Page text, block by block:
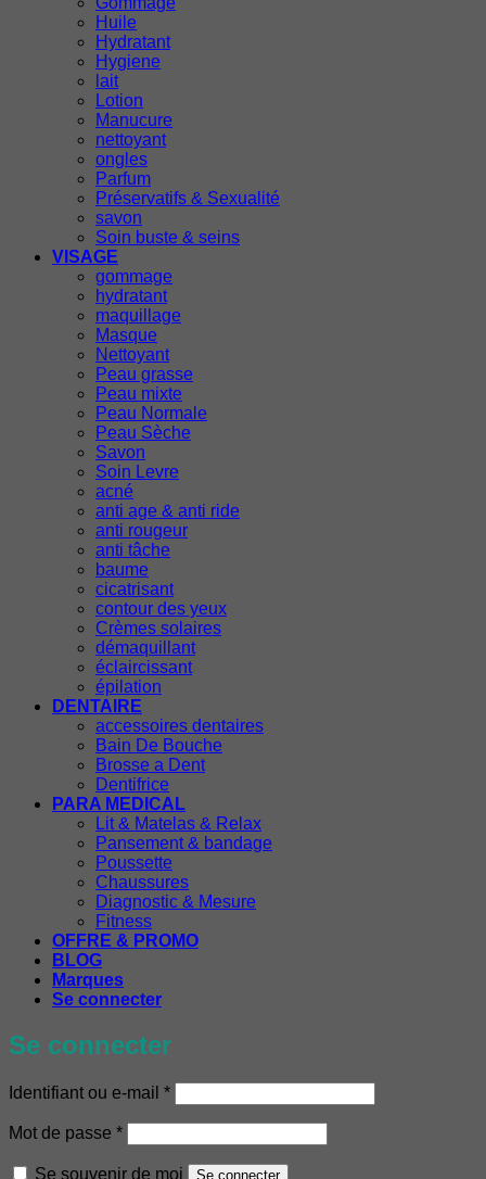
Huile
Hydratant
Hygiene
lait
Lotion
Manucure
nettoyant
ongles
Parfum
Préservatifs & Sexualité
savon
Soin buste & seins
VISAGE
gommage
hydratant
maquillage
Masque
Nettoyant
Peau grasse
Peau mixte
Peau Normale
Peau Sèche
Savon
Soin Levre
acné
anti age & anti ride
anti rougeur
anti tâche
baume
cicatrisant
contour des yeux
Crèmes solaires
démaquillant
éclaircissant
épilation
DENTAIRE
accessoires dentaires
Bain De Bouche
Brosse a Dent
Dentifrice
PARA MEDICAL
Lit & Matelas & Relax
Pansement & bandage
Poussette
Chaussures
Diagnostic & Mesure
Fitness
OFFRE & PROMO
BLOG
Marques
Se connecter
Se connecter
Identifiant ou e-mail *Obligatoire
Mot de passe *Obligatoire
Se souvenir de moi Se connecter